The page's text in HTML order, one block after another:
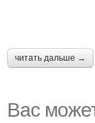
читать дальше →
Вас